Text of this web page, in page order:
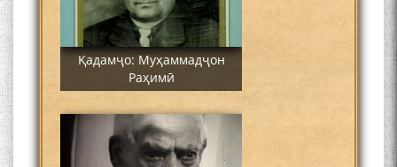
Қадамҷо: Муҳаммадҷон
Раҳимӣ